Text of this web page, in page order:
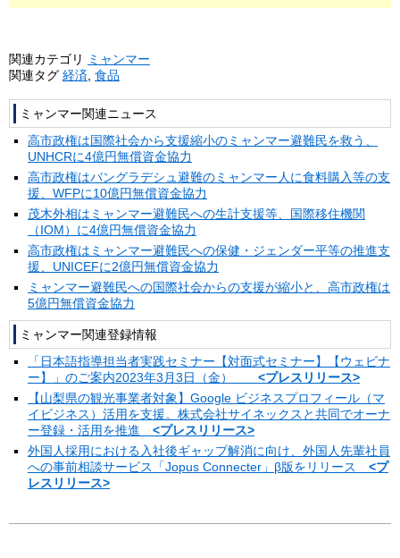
関連カテゴリ
ミャンマー
関連タグ 経済 食品
ミャンマー関連ニュース
高市政権は国際社会から支援縮小のミャンマー避難民を救う、
UNHCRに4億円無償資金協力
高市政権はバングラデシュ避難のミャンマー人に食料購入等の支
援、WFPに10億円無償資金協力
茂木外相はミャンマー避難民への生計支援等、国際移住機関
（IOM）に4億円無償資金協力
高市政権はミャンマー避難民への保健・ジェンダー平等の推進支
援、UNICEFに2億円無償資金協力
ミャンマー避難民への国際社会からの支援が縮小と、高市政権は
5億円無償資金協力
ミャンマー関連登録情報
「日本語指導担当者実践セミナー【対面式セミナー】【ウェビナ
ー】」のご案内2023年3月3日（金） <プレスリリース>
【山梨県の観光事業者対象】Google ビジネスプロフィール（マ
イビジネス）活用を支援。株式会社サイネックスと共同でオーナ
ー登録・活用を推進 <プレスリリース>
外国人採用における入社後ギャップ解消に向け、外国人先輩社員
への事前相談サービス「Jopus Connecter」β版をリリース <プ
レスリリース>